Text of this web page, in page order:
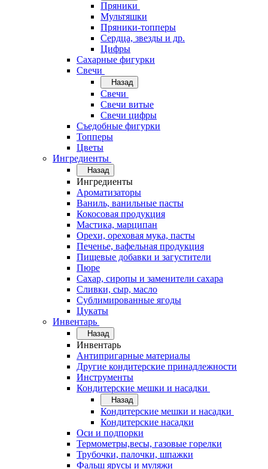
Пряники
Мультяшки
Пряники-топперы
Сердца, звезды и др.
Цифры
Сахарные фигурки
Свечи
Назад
Свечи
Свечи витые
Свечи цифры
Съедобные фигурки
Топперы
Цветы
Ингредиенты
Назад
Ингредиенты
Ароматизаторы
Ваниль, ванильные пасты
Кокосовая продукция
Мастика, марципан
Орехи, ореховая мука, пасты
Печенье, вафельная продукция
Пищевые добавки и загустители
Пюре
Сахар, сиропы и заменители сахара
Сливки, сыр, масло
Сублимированные ягоды
Цукаты
Инвентарь
Назад
Инвентарь
Антипригарные материалы
Другие кондитерские принадлежности
Инструменты
Кондитерские мешки и насадки
Назад
Кондитерские мешки и насадки
Кондитерские насадки
Оси и подпорки
Термометры,весы, газовые горелки
Трубочки, палочки, шпажки
Фальш ярусы и муляжи